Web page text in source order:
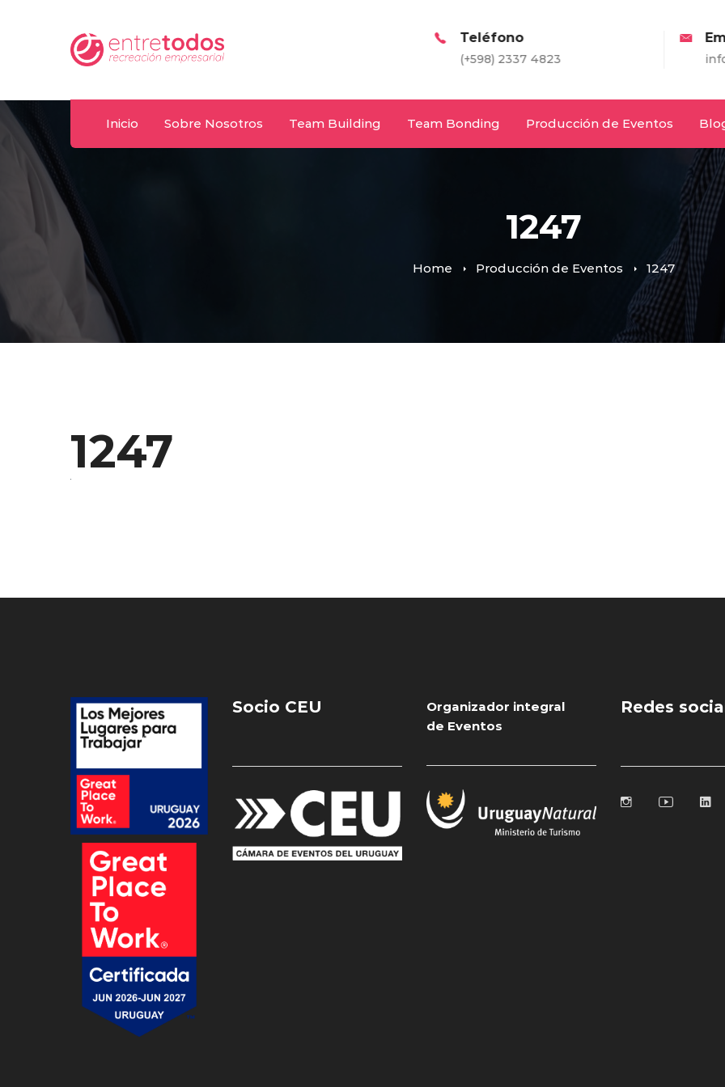
Whatsapp
092 487 198 (+598) 2337 4823
Inicio Sobre Nosotros Team Building Team Bonding Producción de Eventos
1247
Home Producción de Eventos 1247
1247
Socio CEU
Organizador integral
de Eventos
Redes